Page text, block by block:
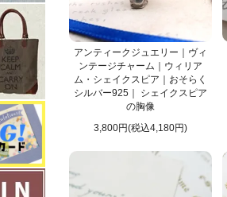
アンティークジュエリー｜ヴィ
ンテージチャーム｜ウィリア
ム・シェイクスピア｜おそらく
シルバー925｜ シェイクスピア
の胸像
3,800円(税込4,180円)